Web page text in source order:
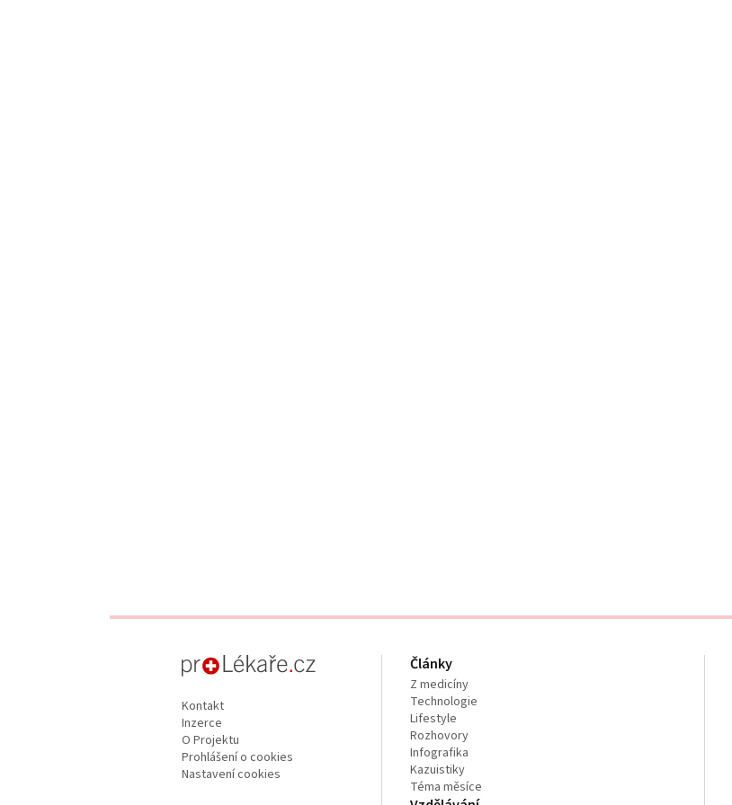
Kontakt
Inzerce
O Projektu
Prohlášení o cookies
Nastavení cookies
Články
Z medicíny
Technologie
Lifestyle
Rozhovory
Infografika
Kazuistiky
Téma měsíce